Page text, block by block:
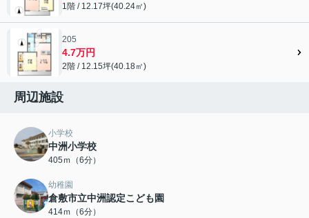
1階 / 12.17坪(40.24㎡)
205
4.7万円
2階 / 12.15坪(40.18㎡)
周辺施設
小学校
中洲小学校
405ｍ（6分）
幼稚園
倉敷市立中洲認定こども園
414ｍ（6分）